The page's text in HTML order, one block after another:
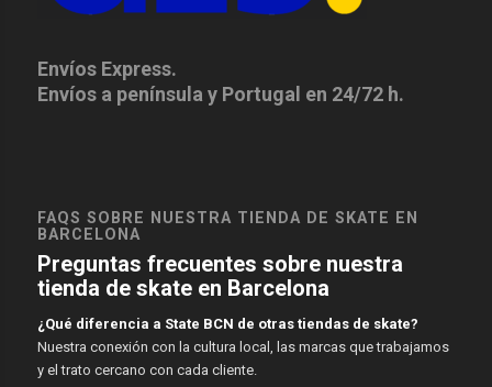
Envíos Express.
Envíos a península y Portugal en 24/72 h.
FAQS SOBRE NUESTRA TIENDA DE SKATE EN
BARCELONA
Preguntas frecuentes sobre nuestra
tienda de skate en Barcelona
¿Qué diferencia a State BCN de otras tiendas de skate?
Nuestra conexión con la cultura local, las marcas que trabajamos
y el trato cercano con cada cliente.